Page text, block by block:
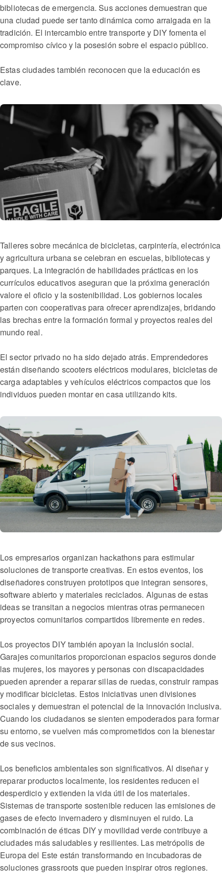
bibliotecas de emergencia. Sus acciones demuestran que
una ciudad puede ser tanto dinámica como arraigada en la
tradición. El intercambio entre transporte y DIY fomenta el
compromiso cívico y la posesión sobre el espacio público.
Estas ciudades también reconocen que la educación es
clave.
Talleres sobre mecánica de bicicletas, carpintería, electrónica
y agricultura urbana se celebran en escuelas, bibliotecas y
parques. La integración de habilidades prácticas en los
currículos educativos aseguran que la próxima generación
valore el oficio y la sostenibilidad. Los gobiernos locales
parten con cooperativas para ofrecer aprendizajes, bridando
las brechas entre la formación formal y proyectos reales del
mundo real.
El sector privado no ha sido dejado atrás. Emprendedores
están diseñando scooters eléctricos modulares, bicicletas de
carga adaptables y vehículos eléctricos compactos que los
individuos pueden montar en casa utilizando kits.
Los empresarios organizan hackathons para estimular
soluciones de transporte creativas. En estos eventos, los
diseñadores construyen prototipos que integran sensores,
software abierto y materiales reciclados. Algunas de estas
ideas se transitan a negocios mientras otras permanecen
proyectos comunitarios compartidos libremente en redes.
Los proyectos DIY también apoyan la inclusión social.
Garajes comunitarios proporcionan espacios seguros donde
las mujeres, los mayores y personas con discapacidades
pueden aprender a reparar sillas de ruedas, construir rampas
y modificar bicicletas. Estos iniciativas unen divisiones
sociales y demuestran el potencial de la innovación inclusiva.
Cuando los ciudadanos se sienten empoderados para formar
su entorno, se vuelven más comprometidos con la bienestar
de sus vecinos.
Los beneficios ambientales son significativos. Al diseñar y
reparar productos localmente, los residentes reducen el
desperdicio y extienden la vida útil de los materiales.
Sistemas de transporte sostenible reducen las emisiones de
gases de efecto invernadero y disminuyen el ruido. La
combinación de éticas DIY y movilidad verde contribuye a
ciudades más saludables y resilientes. Las metrópolis de
Europa del Este están transformando en incubadoras de
soluciones grassroots que pueden inspirar otros regiones.